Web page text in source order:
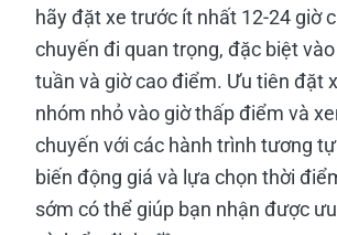
hãy đặt xe trước ít nhất 12-24 giờ
chuyến đi quan trọng, đặc biệt
tuần và giờ cao điểm. Ưu tiên đặt
nhóm nhỏ vào giờ thấp điểm và
chuyến với các hành trình tương
biến động giá và lựa chọn thời
sớm có thể giúp bạn nhận được